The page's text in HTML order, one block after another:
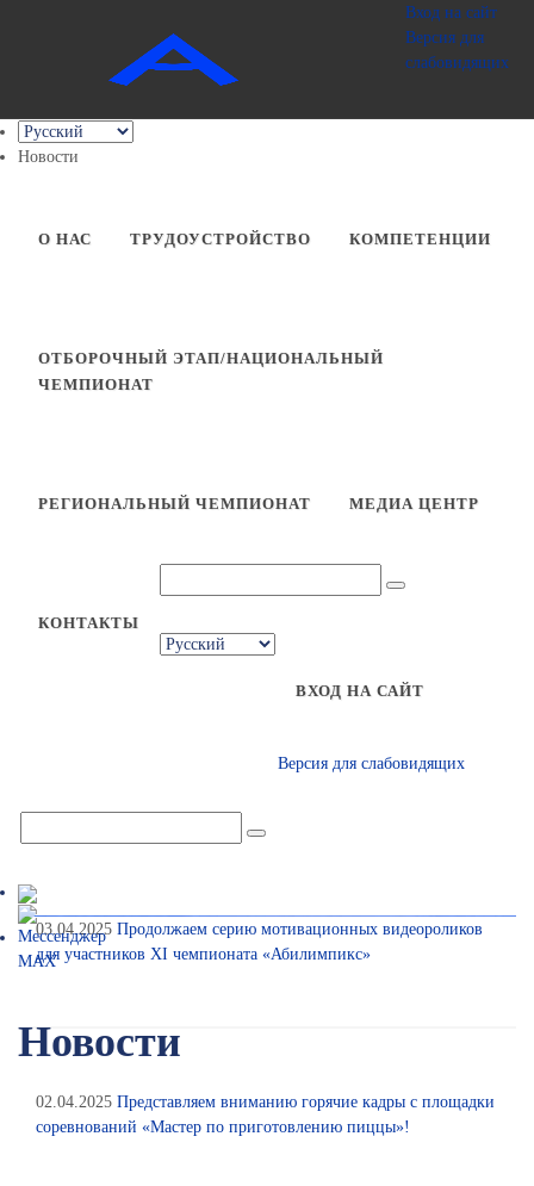
Вход на сайт
Версия для
слабовидящих
О НАС ТРУДОУСТРОЙСТВО КОМПЕТЕНЦИИ
ОТБОРОЧНЫЙ ЭТАП/НАЦИОНАЛЬНЫЙ
ЧЕМПИОНАТ
РЕГИОНАЛЬНЫЙ ЧЕМПИОНАТ МЕДИА ЦЕНТР
КОНТАКТЫ
ВХОД НА САЙТ
Версия для слабовидящих
Новости
Медиа центр
Новости
03.04.2025 Продолжаем серию мотивационных видеороликов
для участников XI чемпионата «Абилимпикс»
02.04.2025 Представляем вниманию горячие кадры с площадки
соревнований «Мастер по приготовлению пиццы»!